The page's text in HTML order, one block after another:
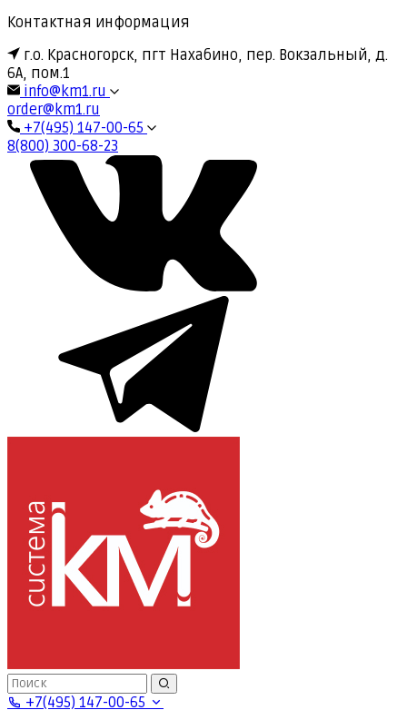
Контактная информация
г.о. Красногорск, пгт Нахабино, пер. Вокзальный, д.
6А, пом.1
info@km1.ru
order@km1.ru
+7(495) 147-00-65
8(800) 300-68-23
+7(495) 147-00-65